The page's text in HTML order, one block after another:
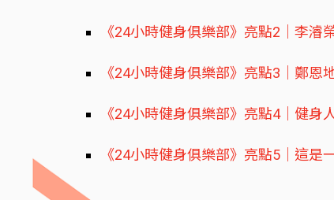
《24小時健身俱樂部》亮點2｜李
《24小時健身俱樂部》亮點3｜鄭
《24小時健身俱樂部》亮點4｜健身
《24小時健身俱樂部》亮點5｜這是